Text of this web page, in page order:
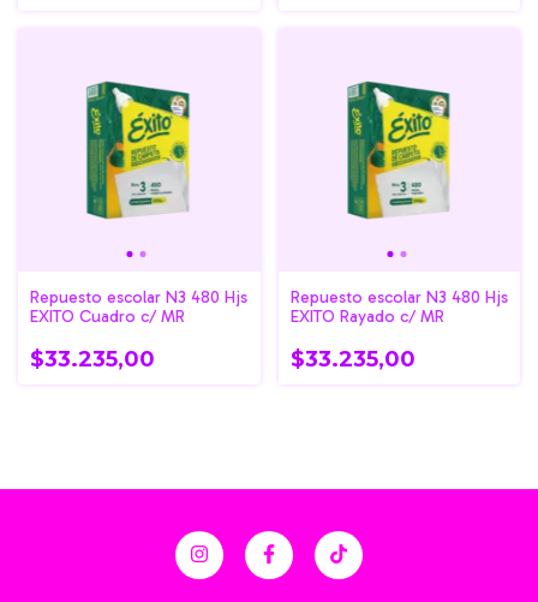
Repuesto escolar N3 480 Hjs
EXITO Cuadro c/ MR
$33.235,00
Repuesto escolar N3 480 Hjs
EXITO Rayado c/ MR
$33.235,00